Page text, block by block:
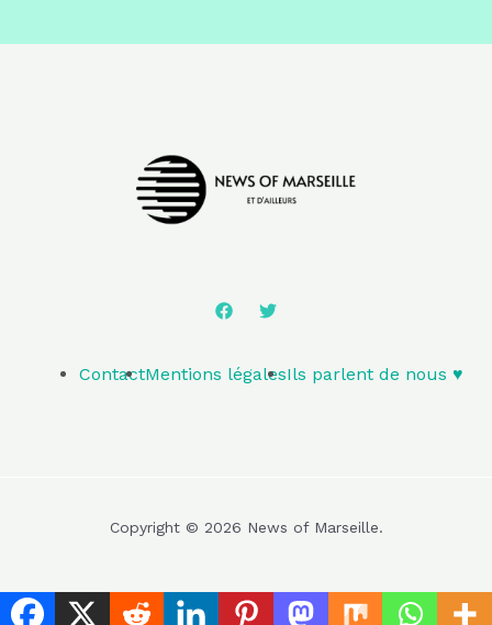
ContactMentions légalesIls parlent de nous ♥️
Copyright © 2026 News of Marseille.